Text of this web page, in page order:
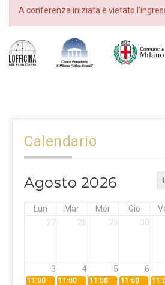
A conferenza iniziata è vietato
Calendario
Agosto 2026
Lun Mar Mer Gio
27
28 29 30
3 4 5 6
11:00 11:00 11:00 11:00